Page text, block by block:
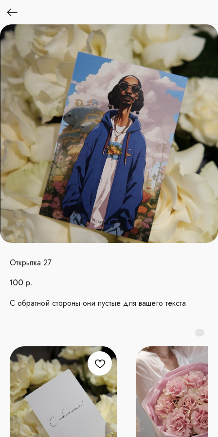
Открытка 27.
100 р.
С обратной стороны они пустые для вашего текста